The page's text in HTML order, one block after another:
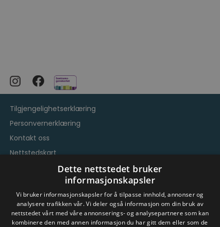
Tilgjengelighetserklæring
Personvernerklæring
Kontakt oss
Nettstedskart
Vilkår og betingelserDette nettstedet bruker
informasjonskapsler
Vi bruker informasjonskapsler for å tilpasse innhold, annonser og
analysere trafikken vår. Vi deler også informasjon om din bruk av
nettstedet vårt med våre annonserings- og analysepartnere som kan
kombinere den med annen informasjon du har gitt dem eller som de